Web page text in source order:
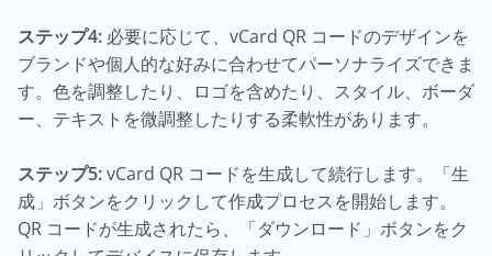
ステップ4: 必要に応じて、vCard QR コードのデザインを
ブランドや個人的な好みに合わせてパーソナライズできま
す。色を調整したり、ロゴを含めたり、スタイル、ボーダ
ー、テキストを微調整したりする柔軟性があります。
ステップ5:vCard QR コードを生成して続行します。「生
成」ボタンをクリックして作成プロセスを開始します。
QR コードが生成されたら、「ダウンロード」ボタンをク